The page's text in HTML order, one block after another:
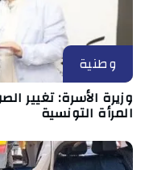
وطنية
وزيرة الأسرة: تغيير
المرأة التونسية